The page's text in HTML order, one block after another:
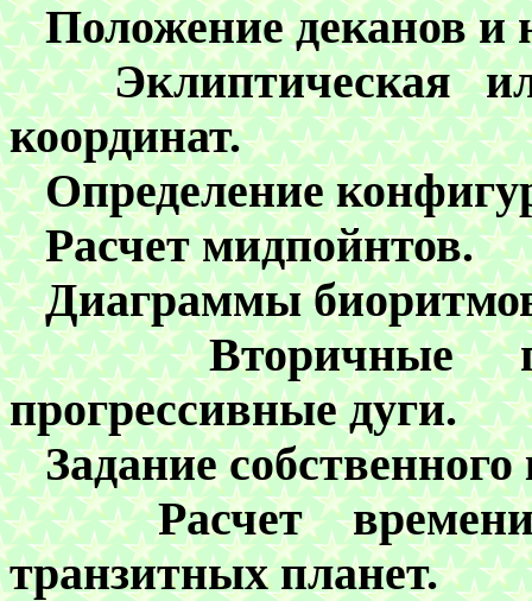
Положение деканов и
Эклиптическая или
координат.
Определение
Расчет мидпойнтов.
Диаграммы
Вторичные
прогрессивныедуги.
Заданиесобственн
Расчет
транзитныхпланет.